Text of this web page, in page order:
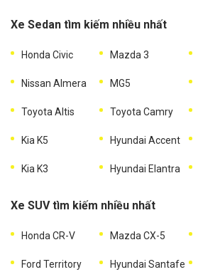
Xe Sedan tìm kiếm nhiều nhất
Honda Civic Mazda 3
Nissan Almera MG5
Toyota Altis Toyota Camry
Kia K5 Hyundai Accent
Kia K3 Hyundai Elantra
Xe SUV tìm kiếm nhiều nhất
Honda CR-V Mazda CX-5
Ford Territory Hyundai Santafe